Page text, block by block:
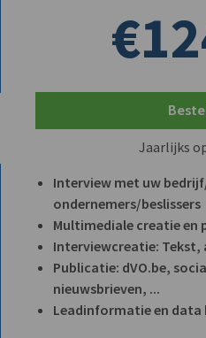
Jaarlijks
Interview met uw
ondernemers/beslissers
Multimediale creatie en
Interviewcreatie: Tekst,
Publicatie: dVO.be,
nieuwsbrieven, ...
Leadinformatie en data